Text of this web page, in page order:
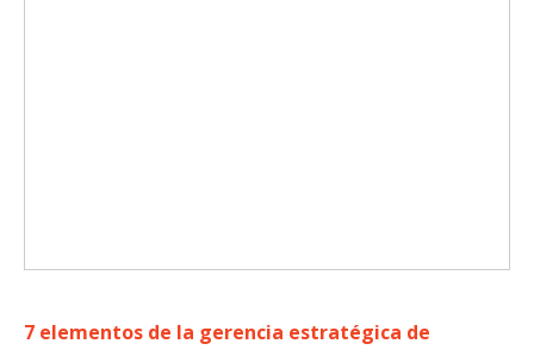
7 elementos de la gerencia estratégica de